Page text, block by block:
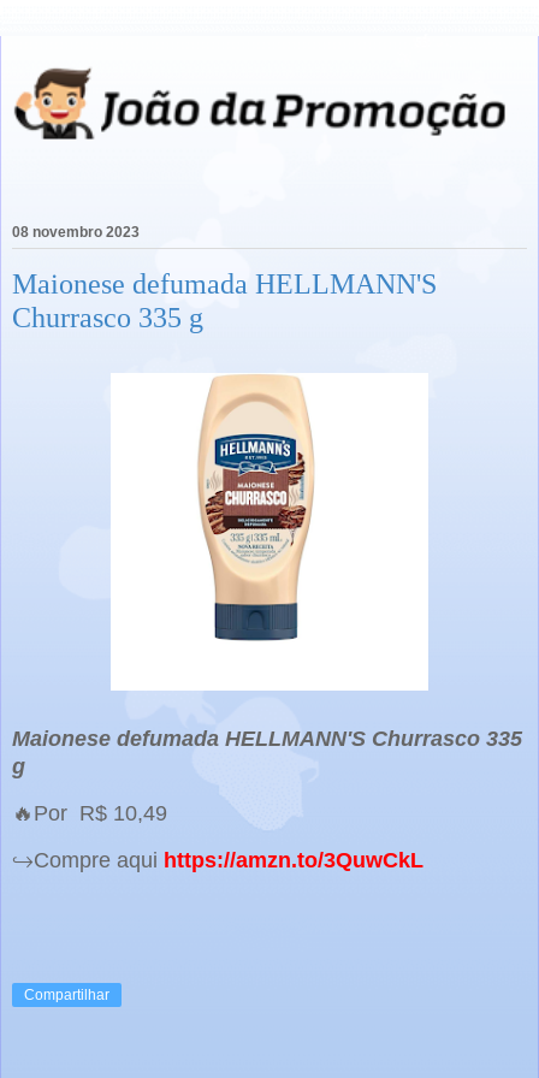
08 novembro 2023
Maionese defumada HELLMANN'S
Churrasco 335 g
Maionese defumada HELLMANN'S Churrasco 335
g
🔥Por R$ 10,49
↪️Compre aqui https://amzn.to/3QuwCkL
Compartilhar